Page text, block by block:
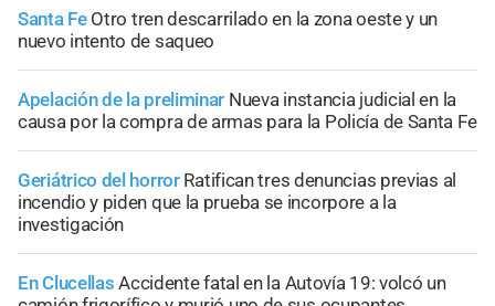
Santa Fe Otro tren descarrilado en la zona oeste y un
nuevo intento de saqueo
Apelación de la preliminar Nueva instancia judicial en la
causa por la compra de armas para la Policía de Santa Fe
Geriátrico del horror Ratifican tres denuncias previas al
incendio y piden que la prueba se incorpore a la
investigación
En Clucellas Accidente fatal en la Autovía 19: volcó un